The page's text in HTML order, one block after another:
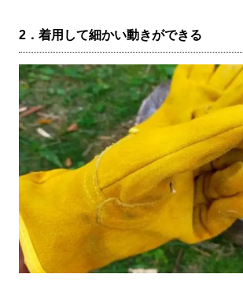
2．着用して細かい動きができる